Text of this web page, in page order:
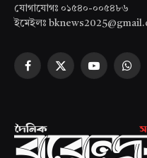
যোগাযোগঃ ০১৫৪০-০০৫৪৮৬
ইমেইলঃ
Facebook
X
YouTube